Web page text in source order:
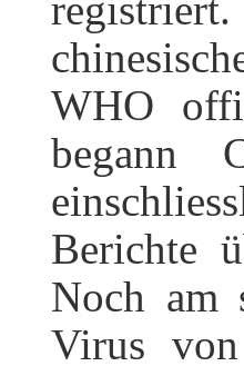
WHO
begann
Berichte
Noch am
Virus